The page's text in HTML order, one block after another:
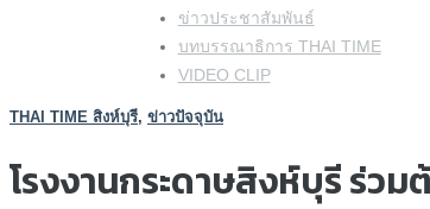
ข่าวประชาสัมพันธ์
บทบรรณาธิการ THAI TIME
VIDEO CLIP
THAI TIME สิงห์บุรี, ข่าวปัจจุบัน
โรงงานกระดาษสิงห์บุรี ร่ว